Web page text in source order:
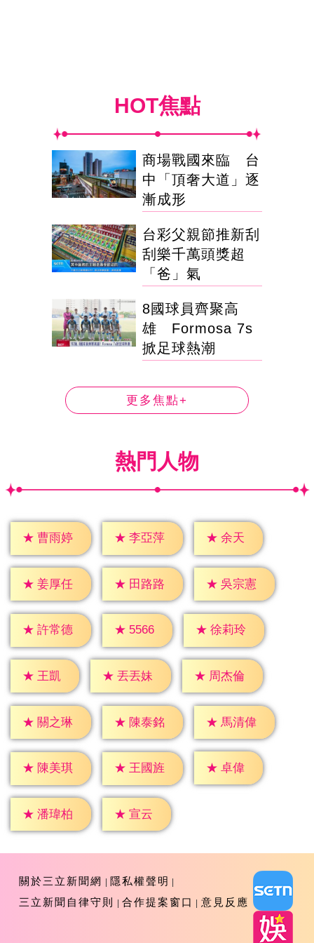
HOT焦點
商場戰國來臨 台
中「頂奢大道」逐
漸成形
台彩父親節推新刮
刮樂千萬頭獎超
「爸」氣
8國球員齊聚高
雄 Formosa 7s
掀足球熱潮
更多焦點+
熱門人物
★ 曹雨婷 ★ 李亞萍 ★ 余天
★ 姜厚任 ★ 田路路 ★ 吳宗憲
★ 許常德 ★ 5566 ★ 徐莉玲
★ 王凱 ★ 丟丟妹 ★ 周杰倫
★ 關之琳 ★ 陳泰銘 ★ 馬清偉
★ 陳美琪 ★ 王國旌 ★ 卓偉
★ 潘瑋柏 ★ 宣云
關於三立新聞網
隱私權聲明
三立新聞自律守則
合作提案窗口 意見反應